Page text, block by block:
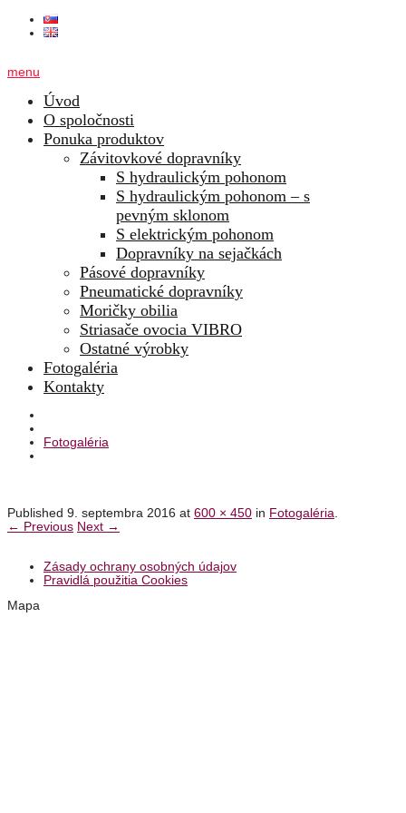
menu
Úvod
O spoločnosti
Ponuka produktov
Závitovkové dopravníky
S hydraulickým pohonom
S hydraulickým pohonom – s
pevným sklonom
S elektrickým pohonom
Dopravníky na sejačkách
Pásové dopravníky
Pneumatické dopravníky
Moričky obilia
Striasače ovocia VIBRO
Ostatné výrobky
Fotogaléria
Kontakty
Fotogaléria
Published 9. septembra 2016 at 600 × 450 in Fotogaléria.
← Previous Next →
Zásady ochrany osobných údajov
Pravidlá použitia Cookies
Mapa